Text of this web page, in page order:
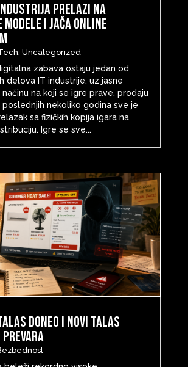
prelazi na
i jača online
, Uncategorized
zabava ostaju jedan od
delova IT industrije, uz jasne
na koji se igre prave, prodaju
nekoliko godina sve je
sa fizičkih kopija igara na
Igre se sve...
doneo i novi talas